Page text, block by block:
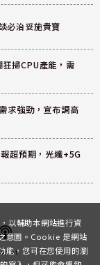
必治妥施貴寶
掃CPU產能，需
求強勁，宣布調高
超預期，光纖+5G
以輔助本網站進行資
意圖。Cookie 是網站
能，您可在您使用的瀏